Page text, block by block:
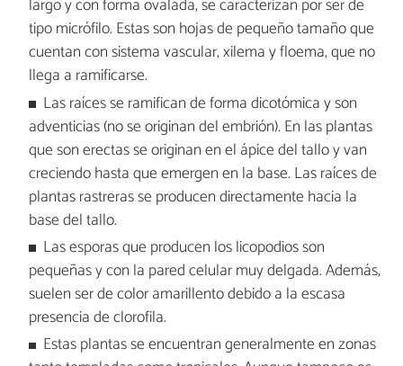
largo y con forma ovalada, se caracterizan por ser de
tipo micrófilo. Estas son hojas de pequeño tamaño que
cuentan con sistema vascular, xilema y floema, que no
llega a ramificarse.
Las raíces se ramifican de forma dicotómica y son
adventicias (no se originan del embrión). En las plantas
que son erectas se originan en el ápice del tallo y van
creciendo hasta que emergen en la base. Las raíces de
plantas rastreras se producen directamente hacia la
base del tallo.
Las esporas que producen los licopodios son
pequeñas y con la pared celular muy delgada. Además,
suelen ser de color amarillento debido a la escasa
presencia de clorofila.
Estas plantas se encuentran generalmente en zonas